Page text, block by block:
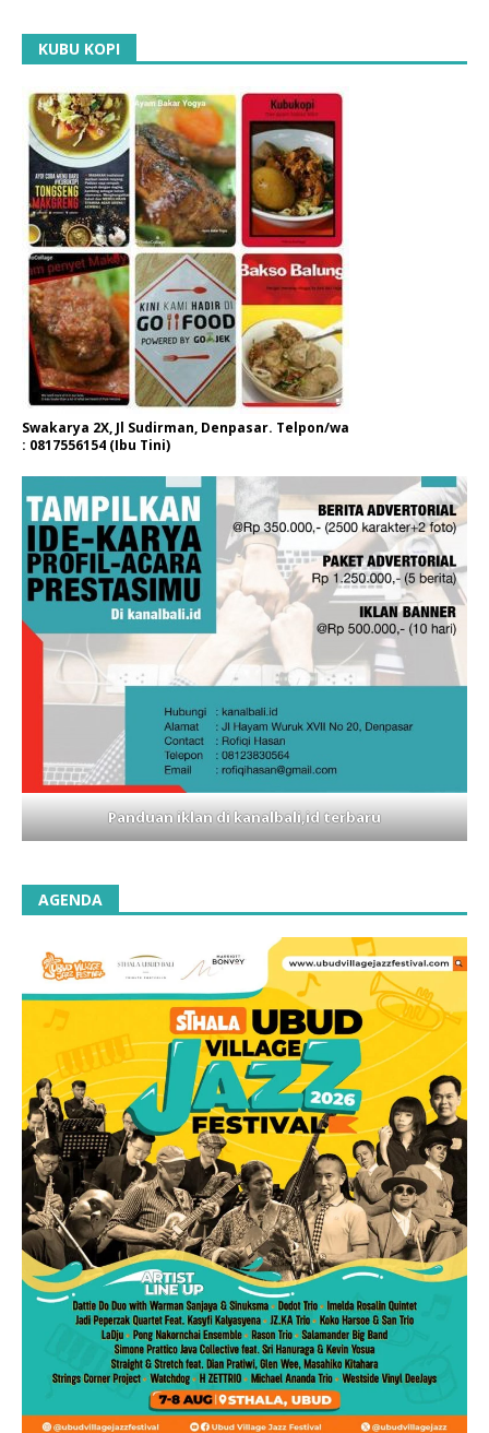
KUBU KOPI
Swakarya 2X, Jl Sudirman, Denpasar. Telpon/wa
: 0817556154 (Ibu Tini)
Panduan iklan di kanalbali,id terbaru
AGENDA